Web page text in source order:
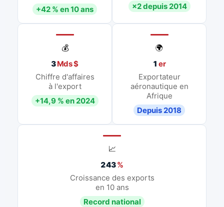
+42 % en 10 ans
×2 depuis 2014
💰
3Mds $
Chiffre d'affaires
à l'export
+14,9 % en 2024
🌍
1 er
Exportateur
aéronautique en
Afrique
Depuis 2018
📈
243%
Croissance des exports
en 10 ans
Record national